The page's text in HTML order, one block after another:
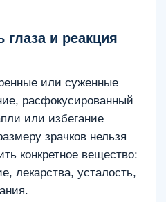
и реакция
или суженные
расфокусированный
или избегание
зрачков нельзя
конкретное вещество:
лекарства, усталость,